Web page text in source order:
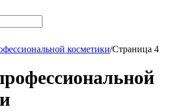
косметики/Страница 4